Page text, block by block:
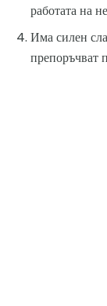
работата на
Има силен
препоръчват